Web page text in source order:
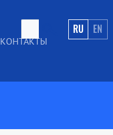
RU EN
КОНТАКТЫ